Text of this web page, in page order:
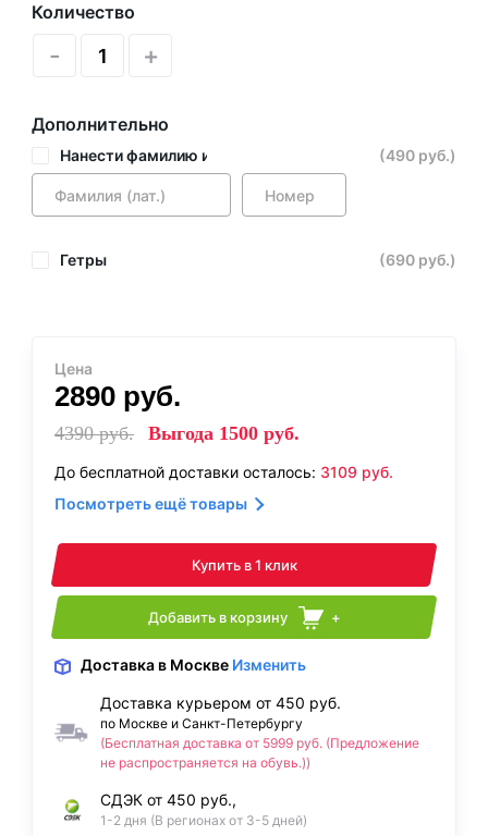
Количество
- +
Дополнительно
Нанести фамилию и номер (490 руб.)
Гетры (690 руб.)
Цена
2890 руб.
4390руб. Выгода 1500 руб.
До бесплатной доставки осталось: 3109 руб.
Посмотреть ещё товары
Купить в 1 клик
Добавить в корзину +
Доставка в Москве Изменить
Доставка курьером от 450 руб.
по Москве и Санкт-Петербургу
(Бесплатная доставка от 5999 руб. (Предложение
не распространяется на обувь.))
СДЭК от 450 руб.,
1-2 дня (В регионах от 3-5 дней)